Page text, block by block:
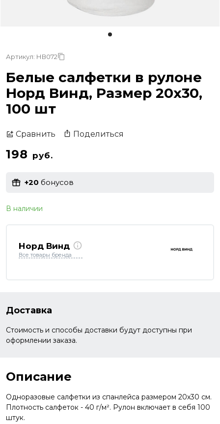
Артикул: НВ072
Белые салфетки в рулоне
Норд Винд, Размер 20х30,
100 шт
Сравнить Поделиться
198 руб.
+20 бонусов
В наличии
Норд Винд
Все товары бренда
Доставка
Стоимость и способы доставки будут доступны при
оформлении заказа.
Описание
Одноразовые салфетки из спанлейса размером 20х30 см.
Плотность салфеток - 40 г/м². Рулон включает в себя 100
штук.